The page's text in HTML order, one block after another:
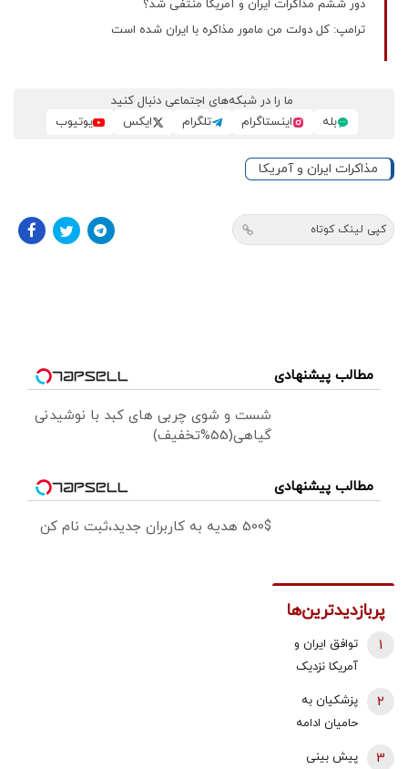
دور ششم مذاکرات ایران و آمریکا منتفی شد؟
ترامپ: کل دولت من مامور مذاکره با ایران شده است
ما را در شبکه‌های اجتماعی دنبال کنید
بله
اینستاگرام تلگرام ایکس یوتیوب
مذاکرات ایران و آمریکا
کپی لینک کوتاه
مطالب پیشنهادی
شست و شوی چربی های کبد با نوشیدنی
گیاهی(55%تخفیف)
مطالب پیشنهادی
500$ هدیه به کاربران جدید،ثبت نام کن
پربازدیدترین‌ها
توافق ایران و
آمریکا نزدیک
خزانه‌داری
آمریکا از «امروز
یا فردا» گفت
1
پزشکیان به
حامیان ادامه
2
پیش بینی 3